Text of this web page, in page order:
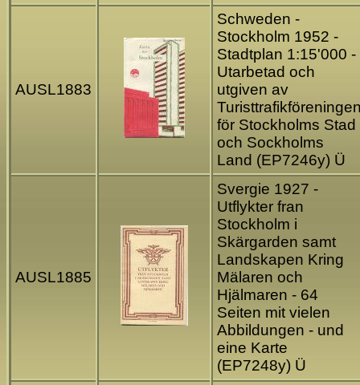
AUSL1883
Schweden -
Stockholm 1952 -
Stadtplan 1:15'000 -
Utarbetad och
utgiven av
för Stockholms Stad
och Sockholms
Land (EP7246y) Ü
AUSL1885
Svergie 1927 -
Utflykter fran
Stockholm i
Skärgarden samt
Landskapen Kring
Mälaren och
Hjälmaren - 64
Seiten mit vielen
Abbildungen - und
eine Karte
(EP7248y) Ü